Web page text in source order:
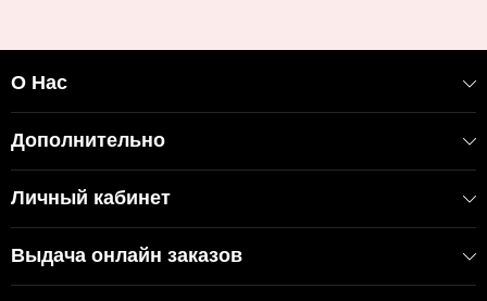
О Нас
Дополнительно
Личный кабинет
Выдача онлайн заказов